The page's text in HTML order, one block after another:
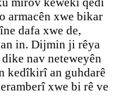
armacên xwe bikar
dafa xwe de,
in. Dijmin ji rêya
nav neteweyên
kedîkirî an guhdarê
xwe bi rê ve